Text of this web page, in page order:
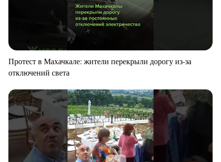
Протест в Махачкале: жители перекрыли дорогу из-за
отключений света